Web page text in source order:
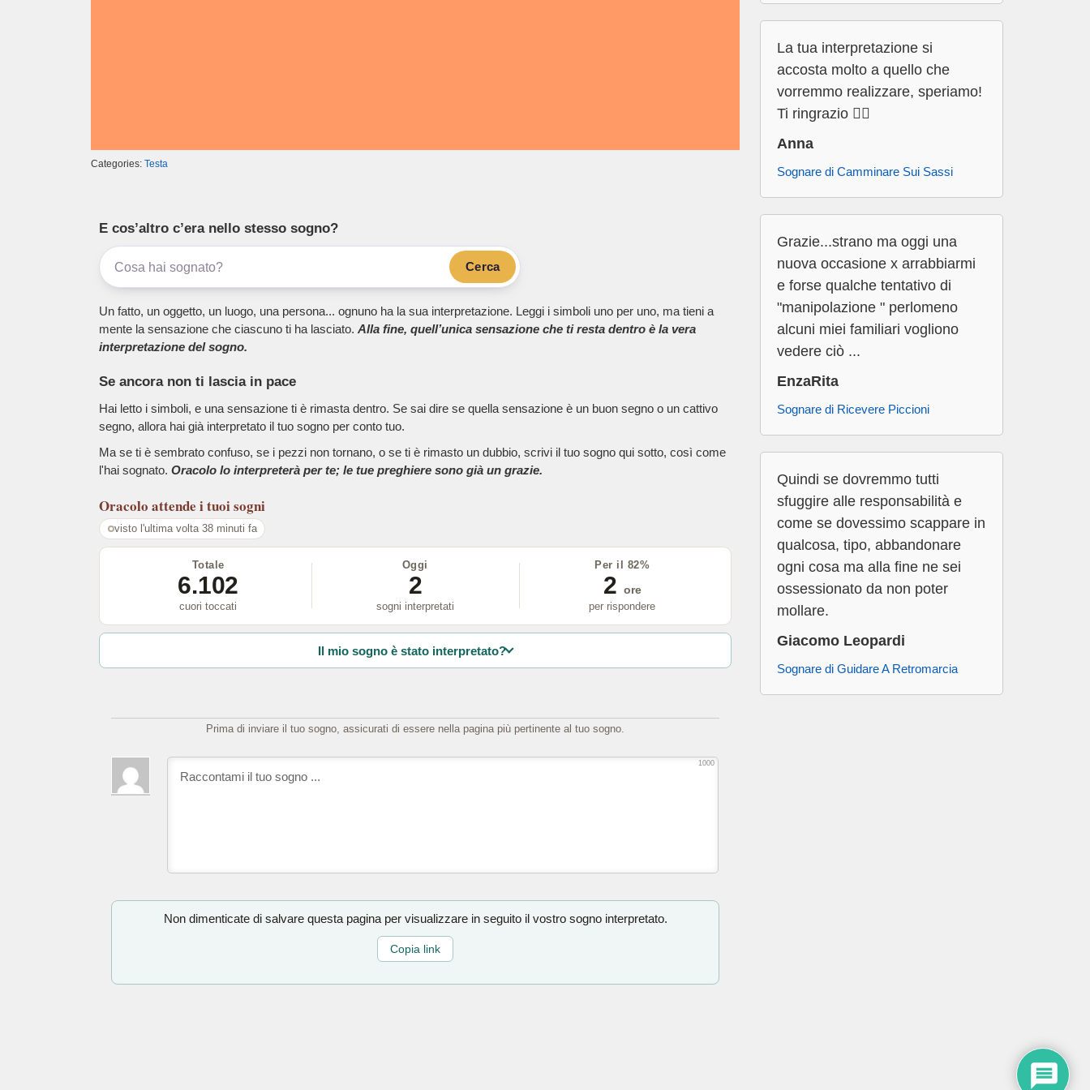
Categories: Testa
E cos’altro c’era nello stesso sogno?
Cerca
Un fatto, un oggetto, un luogo, una persona... ognuno ha la sua interpretazione. Leggi i simboli uno per uno, ma tieni a
mente la sensazione che ciascuno ti ha lasciato. Alla fine, quell’unica sensazione che ti resta dentro è la vera
interpretazione del sogno.
Se ancora non ti lascia in pace
Hai letto i simboli, e una sensazione ti è rimasta dentro. Se sai dire se quella sensazione è un buon segno o un cattivo
segno, allora hai già interpretato il tuo sogno per conto tuo.
Ma se ti è sembrato confuso, se i pezzi non tornano, o se ti è rimasto un dubbio, scrivi il tuo sogno qui sotto, così come
l'hai sognato. Oracolo lo interpreterà per te; le tue preghiere sono già un grazie.
Oracolo attende i tuoi sogni
visto l'ultima volta 38 minuti fa
Totale
6.102
cuori toccati
Oggi
2
sogni interpretati
Per il 82%
2 ore
per rispondere
Il mio sogno è stato interpretato?
Prima di inviare il tuo sogno, assicurati di essere nella pagina più pertinente al tuo sogno.
1000
Non dimenticate di salvare questa pagina per visualizzare in seguito il vostro sogno interpretato.
Copia link
La tua interpretazione si
accosta molto a quello che
vorremmo realizzare, speriamo!
Ti ringrazio 👍🏻
Anna
Sognare di Camminare Sui Sassi
Grazie...strano ma oggi una
nuova occasione x arrabbiarmi
e forse qualche tentativo di
"manipolazione " perlomeno
alcuni miei familiari vogliono
vedere ciò ...
EnzaRita
Sognare di Ricevere Piccioni
Quindi se dovremmo tutti
sfuggire alle responsabilità e
come se dovessimo scappare in
qualcosa, tipo, abbandonare
ogni cosa ma alla fine ne sei
ossessionato da non poter
mollare.
Giacomo Leopardi
Sognare di Guidare A Retromarcia